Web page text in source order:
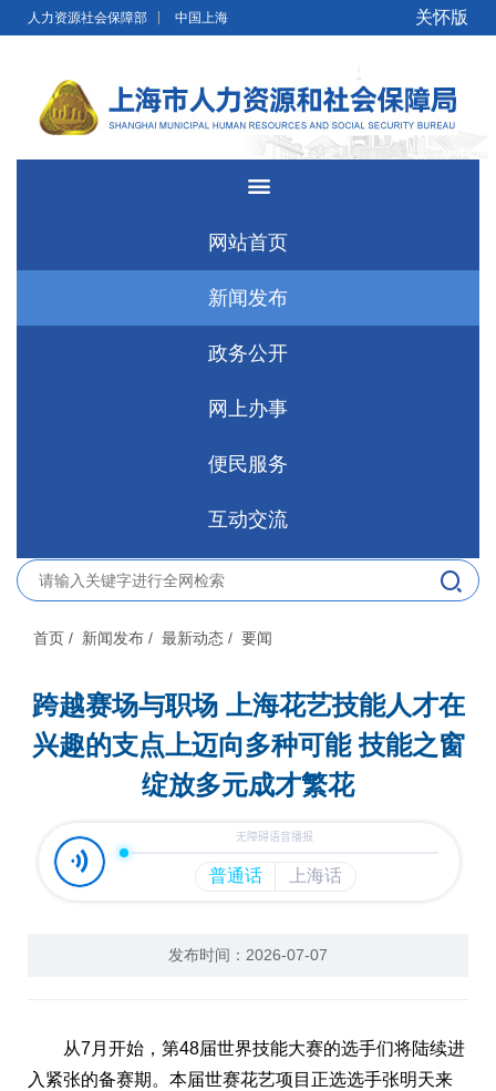
无障碍操作说明 跳转到网站导航区
人力资源社会保障部 中国上海 关怀版
网站首页
新闻发布
政务公开
网上办事
便民服务
互动交流
首页 / 新闻发布 / 最新动态 / 要闻
跨越赛场与职场 上海花艺技能人才在
兴趣的支点上迈向多种可能 技能之窗
绽放多元成才繁花
发布时间：2026-07-07
从7月开始，第48届世界技能大赛的选手们将陆续进
入紧张的备赛期。本届世赛花艺项目正选选手张明天来